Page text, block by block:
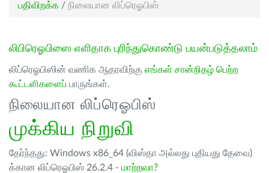
பதிவிறக்க / நிலையான லிப்ரெஓபிஸ்
லிபிரெஓபிஸை எளிதாக புரிந்துகொண்டு பயன்படுத்தலாம்
லிப்ரெஓபிஸின் வணிக ஆதரவிற்கு எங்கள் சான்றிதழ் பெற்ற
கூட்டளிகளைப் பாருங்கள்.
நிலையான லிப்ரெஓபிஸ்
முக்கிய நிறுவி
தேர்ந்தது: Windows x86_64 (விஸ்தா அல்லது புதியது தேவை)
க்கான லிப்ரெஓபிஸ் 26.2.4 - மாற்றவா?